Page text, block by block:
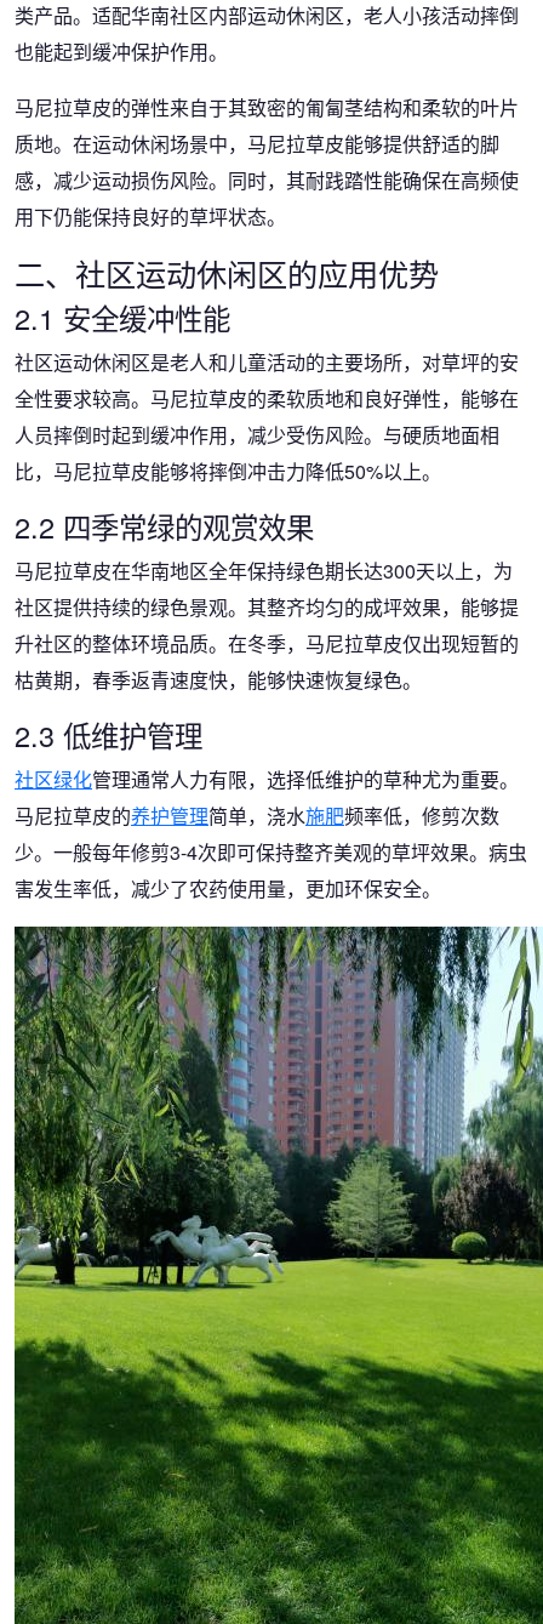
类产品。适配华南社区内部运动休闲区，老人小孩活动摔倒
也能起到缓冲保护作用。
马尼拉草皮的弹性来自于其致密的匍匐茎结构和柔软的叶片
质地。在运动休闲场景中，马尼拉草皮能够提供舒适的脚
感，减少运动损伤风险。同时，其耐践踏性能确保在高频使
用下仍能保持良好的草坪状态。
二、社区运动休闲区的应用优势
2.1 安全缓冲性能
社区运动休闲区是老人和儿童活动的主要场所，对草坪的安
全性要求较高。马尼拉草皮的柔软质地和良好弹性，能够在
人员摔倒时起到缓冲作用，减少受伤风险。与硬质地面相
比，马尼拉草皮能够将摔倒冲击力降低50%以上。
2.2 四季常绿的观赏效果
马尼拉草皮在华南地区全年保持绿色期长达300天以上，为
社区提供持续的绿色景观。其整齐均匀的成坪效果，能够提
升社区的整体环境品质。在冬季，马尼拉草皮仅出现短暂的
枯黄期，春季返青速度快，能够快速恢复绿色。
2.3 低维护管理
社区绿化管理通常人力有限，选择低维护的草种尤为重要。
马尼拉草皮的养护管理简单，浇水施肥频率低，修剪次数
少。一般每年修剪3-4次即可保持整齐美观的草坪效果。病虫
害发生率低，减少了农药使用量，更加环保安全。